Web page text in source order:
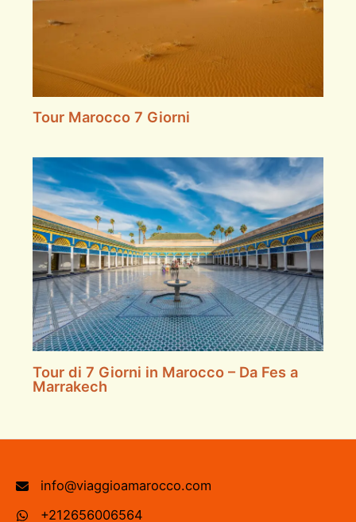
Tour Marocco 7 Giorni
Tour di 7 Giorni in Marocco – Da Fes a
Marrakech
info@viaggioamarocco.com
+212656006564